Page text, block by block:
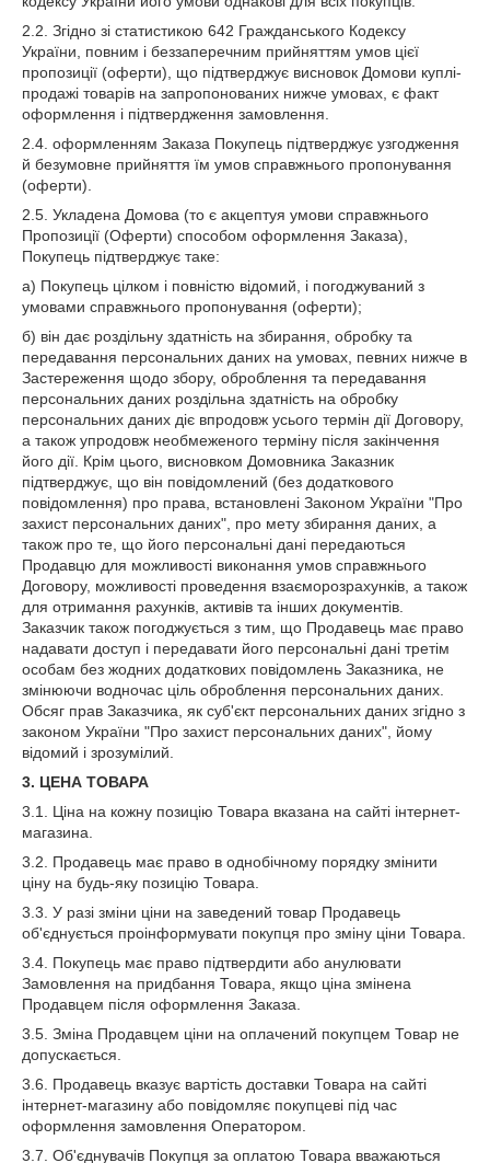
2.2. Згідно зі статистикою 642 Гражданського Кодексу
України, повним і беззаперечним прийняттям умов цієї
пропозиції (оферти), що підтверджує висновок Домови куплі-
продажі товарів на запропонованих нижче умовах, є факт
оформлення і підтвердження замовлення.
2.4. оформленням Заказа Покупець підтверджує узгодження
й безумовне прийняття їм умов справжнього пропонування
(оферти).
2.5. Укладена Домова (то є акцептуя умови справжнього
Пропозиції (Оферти) способом оформлення Заказа),
Покупець підтверджує таке:
а) Покупець цілком і повністю відомий, і погоджуваний з
умовами справжнього пропонування (оферти);
б) він дає роздільну здатність на збирання, обробку та
передавання персональних даних на умовах, певних нижче в
Застереження щодо збору, оброблення та передавання
персональних даних роздільна здатність на обробку
персональних даних діє впродовж усього термін дії Договору,
а також упродовж необмеженого терміну після закінчення
його дії. Крім цього, висновком Домовника Заказник
підтверджує, що він повідомлений (без додаткового
повідомлення) про права, встановлені Законом України "Про
захист персональних даних", про мету збирання даних, а
також про те, що його персональні дані передаються
Продавцю для можливості виконання умов справжнього
Договору, можливості проведення взаєморозрахунків, а також
для отримання рахунків, активів та інших документів.
Заказчик також погоджується з тим, що Продавець має право
надавати доступ і передавати його персональні дані третім
особам без жодних додаткових повідомлень Заказника, не
змінюючи водночас ціль оброблення персональних даних.
Обсяг прав Заказчика, як суб'єкт персональних даних згідно з
законом України "Про захист персональних даних", йому
відомий і зрозумілий.
3. ЦЕНА ТОВАРА
3.1. Ціна на кожну позицію Товара вказана на сайті інтернет-
магазина.
3.2. Продавець має право в однобічному порядку змінити
ціну на будь-яку позицію Товара.
3.3. У разі зміни ціни на заведений товар Продавець
об'єднується проінформувати покупця про зміну ціни Товара.
3.4. Покупець має право підтвердити або анулювати
Замовлення на придбання Товара, якщо ціна змінена
Продавцем після оформлення Заказа.
3.5. Зміна Продавцем ціни на оплачений покупцем Товар не
допускається.
3.6. Продавець вказує вартість доставки Товара на сайті
інтернет-магазину або повідомляє покупцеві під час
оформлення замовлення Оператором.
3.7. Об'єднувачів Покупця за оплатою Товара вважаються